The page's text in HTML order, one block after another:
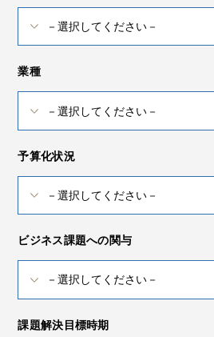
業種
予算化状況
ビジネス課題への関与
課題解決目標時期